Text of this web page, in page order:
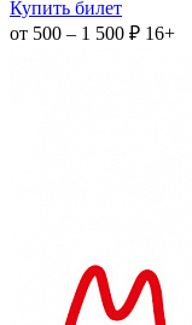
Купить билет
от 500 – 1 500 ₽ 16+